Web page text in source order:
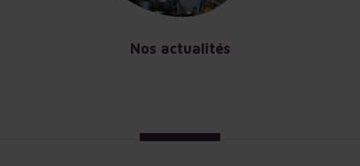
Nos actualités